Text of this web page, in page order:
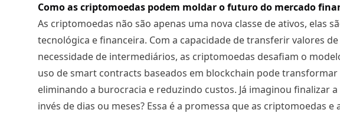
Como as criptomoedas podem moldar o futuro do mercado
As criptomoedas não são apenas uma nova classe de ativos, elas
tecnológica e financeira. Com a capacidade de transferir valores
necessidade de intermediários, as criptomoedas desafiam o
uso de smart contracts baseados em blockchain pode
eliminando a burocracia e reduzindo custos. Já imaginou finalizar
invés de dias ou meses? Essa é a promessa que as criptomoedas